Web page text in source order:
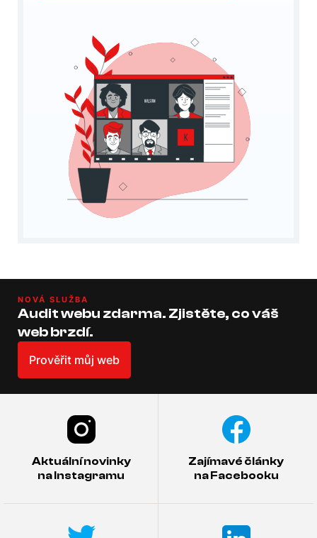
NOVÁ SLUŽBA
Audit webu zdarma. Zjistěte, co váš
web brzdí.
Prověřit můj web
Aktuální novinky
na Instagramu
Zajímavé články
na Facebooku